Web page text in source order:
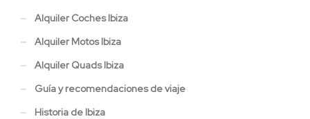
Alquiler Coches Ibiza
Alquiler Motos Ibiza
Alquiler Quads Ibiza
Guía y recomendaciones de viaje
Historia de Ibiza